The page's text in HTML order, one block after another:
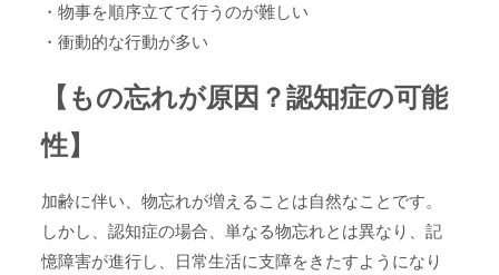
・物事を順序立てて行うのが難しい
・衝動的な行動が多い
【もの忘れが原因？認知症の可能
性】
加齢に伴い、物忘れが増えることは自然なことです。
しかし、認知症の場合、単なる物忘れとは異なり、記
憶障害が進行し、日常生活に支障をきたすようになり